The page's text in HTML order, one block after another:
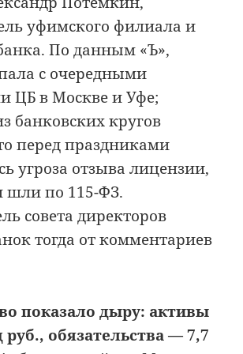
уфимского филиала и
По данным «Ъ»,
с очередными
ЦБ в Москве и Уфе;
банковских кругов
перед праздниками
угроза отзыва лицензии,
шли по 115-ФЗ.
совета директоров
тогда от комментариев
показало дыру: активы
обязательства — 7,7